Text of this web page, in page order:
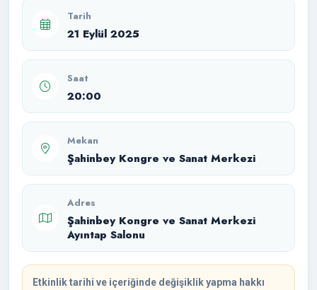
Tarih
21 Eylül 2025
Saat
20:00
Mekan
Şahinbey Kongre ve Sanat Merkezi
Adres
Şahinbey Kongre ve Sanat Merkezi
Ayıntap Salonu
Etkinlik tarihi ve içeriğinde değişiklik yapma hakkı